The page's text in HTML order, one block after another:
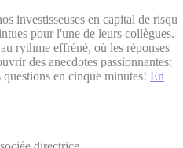
investisseuses en capital de risque
pour l'une de leurs collègues.
rythme effréné, où les réponses
des anecdotes passionnantes:
en cinque minutes! En